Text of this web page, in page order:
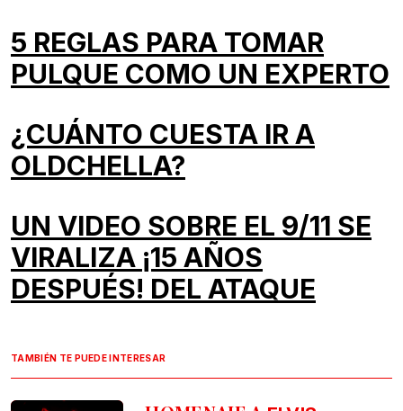
5 REGLAS PARA TOMAR
PULQUE COMO UN EXPERTO
¿CUÁNTO CUESTA IR A
OLDCHELLA?
UN VIDEO SOBRE EL 9/11 SE
VIRALIZA ¡15 AÑOS
DESPUÉS! DEL ATAQUE
TAMBIÉN TE PUEDE INTERESAR